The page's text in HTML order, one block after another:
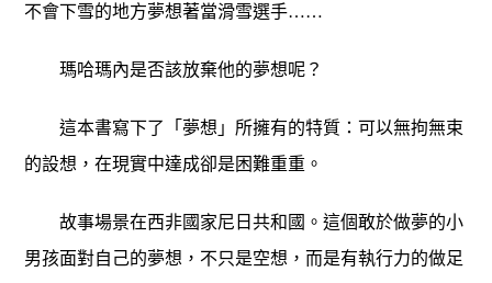
不會下雪的地方夢想著當滑雪選手……
瑪哈瑪內是否該放棄他的夢想呢？
這本書寫下了「夢想」所擁有的特質：可以無拘無束
的設想，在現實中達成卻是困難重重。
故事場景在西非國家尼日共和國。這個敢於做夢的小
男孩面對自己的夢想，不只是空想，而是有執行力的做足